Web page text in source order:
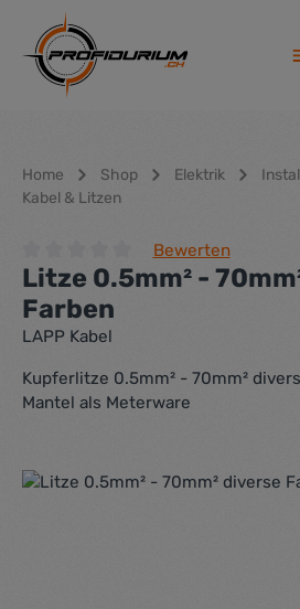
Zum Hauptinhalt springen
Home Shop Elektrik
Kabel & Litzen
Durchschnittliche Bewertung von 0
Bewerten
Litze 0.5mm² -
Farben
LAPP Kabel
Kupferlitze 0.5mm² - 70mm²
Mantel als Meterware
Bildergalerie überspringen